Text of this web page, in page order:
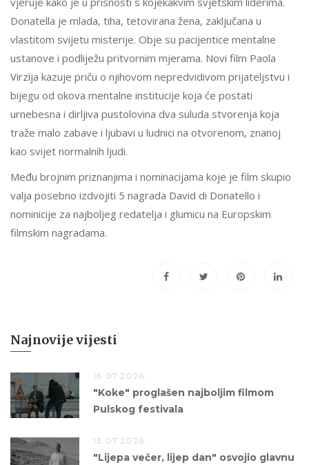
Donatella je mlada, tiha, tetovirana žena, zaključana u
vlastitom svijetu misterije. Obje su pacijentice mentalne
ustanove i podliježu pritvornim mjerama. Novi film Paola
Virzìja kazuje priču o njihovom nepredvidivom prijateljstvu i
bijegu od okova mentalne institucije koja će postati
urnebesna i dirljiva pustolovina dva suluda stvorenja koja
traže malo zabave i ljubavi u ludnici na otvorenom, znanoj
kao svijet normalnih ljudi.
Među brojnim priznanjima i nominacijama koje je film skupio
valja posebno izdvojiti 5 nagrada David di Donatello i
nominicije za najboljeg redatelja i glumicu na Europskim
filmskim nagradama.
Najnovije vijesti
16.07.2026.
"Koke" proglašen najboljim filmom
Pulskog festivala
13.07.2026.
"Lijepa večer, lijep dan" osvojio glavnu